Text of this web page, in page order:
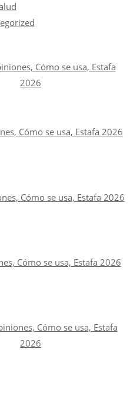
Cómo se usa, Estafa
2026
Cómo se usa, Estafa 2026
Cómo se usa, Estafa 2026
Cómo se usa, Estafa 2026
Cómo se usa, Estafa
2026